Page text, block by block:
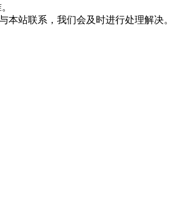
站联系，我们会及时进行处理解决。